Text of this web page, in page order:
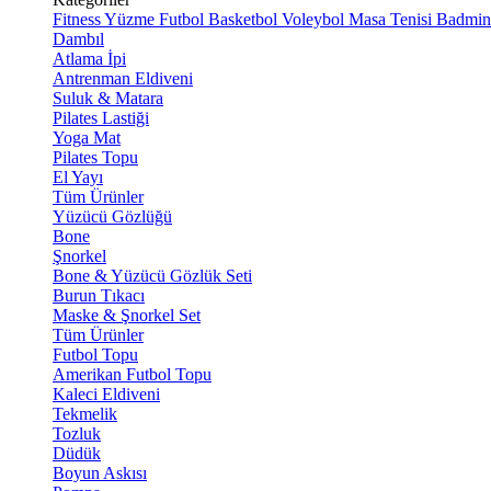
FitnessYüzme Futbol Basketbol Voleybol Masa Tenisi
Dambıl
Atlama İpi
Antrenman Eldiveni
Suluk & Matara
Pilates Lastiği
Yoga Mat
Pilates Topu
El Yayı
Tüm Ürünler
Yüzücü Gözlüğü
Bone
Şnorkel
Bone & Yüzücü Gözlük Seti
Burun Tıkacı
Maske & Şnorkel Set
Tüm Ürünler
Futbol Topu
Amerikan Futbol Topu
Kaleci Eldiveni
Tekmelik
Tozluk
Düdük
Boyun Askısı